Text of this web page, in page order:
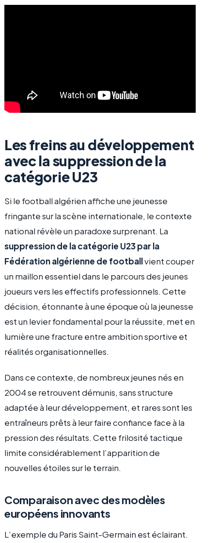
Les freins au développement
avec la suppression de la
catégorie U23
Si le football algérien affiche une jeunesse
fringante sur la scène internationale, le contexte
national révèle un paradoxe surprenant. La
suppression de la catégorie U23 par la
Fédération algérienne de footballvient couper
un maillon essentiel dans le parcours des jeunes
joueurs vers les effectifs professionnels. Cette
décision, étonnante à une époque où la jeunesse
est un levier fondamental pour la réussite, met en
lumière une fracture entre ambition sportive et
réalités organisationnelles.
Dans ce contexte, de nombreux jeunes nés en
2004 se retrouvent démunis, sans structure
adaptée à leur développement, et rares sont les
entraîneurs prêts à leur faire confiance face à la
pression des résultats. Cette frilosité tactique
limite considérablement l’apparition de
nouvelles étoiles sur le terrain.
Comparaison avec des modèles
européens innovants
L’exemple du Paris Saint-Germain est éclairant.